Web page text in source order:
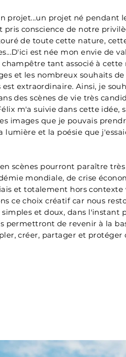
projet...un projet né pendant
pris conscience de notre
de toute cette nature,
est née mon envie de
tant associé à cette
et les nombreux souhaits
est extraordinaire. Ainsi, je
des scènes de vie très
m'a suivie dans cette
images que je pouvais
lumière et la poésie que
scènes pourront paraître
mondiale, de crise
et totalement hors
ce choix créatif car nous
et doux, dans l'instant
permettront de revenir à la
créer, partager et protéger